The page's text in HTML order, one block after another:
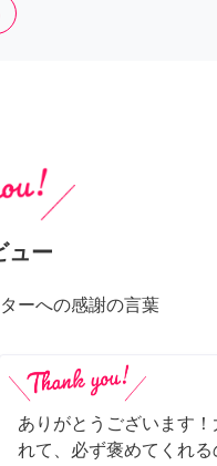
ュー
ーへの感謝の言葉
ありがとうございます
れて、必ず褒めてくれ